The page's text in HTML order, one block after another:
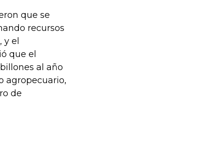
que se
recursos
el
que el
al año
agropecuario,
de